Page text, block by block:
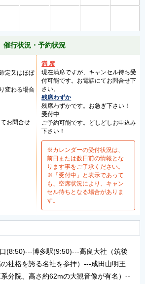
催行状況・予約状況
定又はほぼ
変わる場合
お問合せ
満 席
現在満席ですが、キャンセル待ち受
付可能です。お電話にてお問合せ下
さい。
残席わずか
残席わずかです。お急ぎ下さい！
受付中
ご予約可能です。どしどしお申込み
下さい！
※カレンダーの受付状況は、
前日または数日前の情報とな
ります事をご了承ください。
※「受付中」と表示であって
も、空席状況により、キャン
セル待ちとなる場合がありま
す。
(8:50)---博多駅(9:50)---高良大社（筑後
社格を誇る名社を参拝）---成田山明王
分院、高さ約62mの大観音像が有名）--